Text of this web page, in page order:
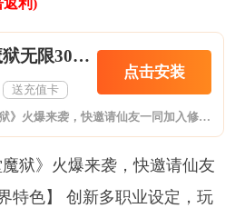
返利)
天堂魔狱无限30倍返利
送充值卡
点击安装
《天堂魔狱》火爆来袭，快邀请仙友一同加入修炼中！ 【仙界特色】 创新多职业设定，玩法组合多异。地藏、力麒、飒英、大圣、云兮五大职业玩法各不相同，职业之间的能力各有千秋，可根据自己的喜好，选择属于你得修炼之道，扬名立万，天下无双！ 【养龙系统】 在通关第一章后，即可解锁养龙系统。玩家可以通过自己的喜好，将龙蛋慢慢培养成一条巨龙，龙的能力与外观会根据培养的方向而改！
狱》火爆来袭，快邀请仙友
特色】 创新多职业设定，玩